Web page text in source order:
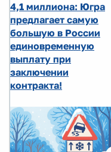
4,1 миллиона: Югра
предлагает самую
большую в России
единовременную
выплату при
заключении
контракта!